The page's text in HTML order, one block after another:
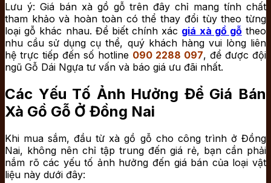
Lưu ý: Giá bán xà gồ gỗ trên đây chỉ mang tính chất
tham khảo và hoàn toàn có thể thay đổi tùy theo từng
loại gỗ khác nhau. Để biết chính xác giá xà gồ gỗtheo
nhu cầu sử dụng cụ thể, quý khách hàng vui lòng liên
hệ trực tiếp đến số hotline 090 2288 097, để được đội
ngũ Gỗ Dái Ngựa tư vấn và báo giá ưu đãi nhất.
Các Yếu Tố Ảnh Hưởng Để Giá Bán
Xà Gồ Gỗ Ở Đồng Nai
Khi mua sắm, đầu từ xà gồ gỗ cho công trình ở Đồng
Nai, không nên chỉ tập trung đến giá rẻ, bạn cần phải
nắm rõ các yếu tố ảnh hưởng đến giá bán của loại vật
liệu này dưới đây: